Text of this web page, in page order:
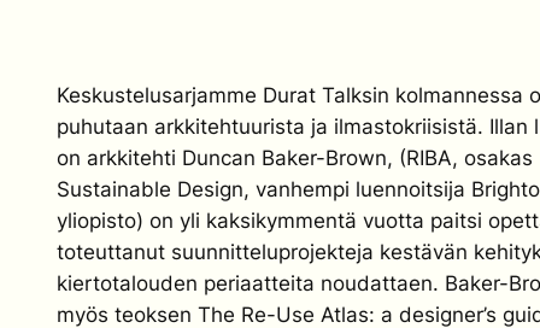
Keskustelusarjamme Durat Talksin kolmannessa
puhutaan arkkitehtuurista ja ilmastokriisistä. Illan
on arkkitehti Duncan Baker-Brown, (RIBA, osakas
Sustainable Design, vanhempi luennoitsija
yliopisto) on yli kaksikymmentä vuotta paitsi
toteuttanut suunnitteluprojekteja kestävän
kiertotalouden periaatteita noudattaen. Baker-
myös teoksen The Re-Use Atlas: a designer’s